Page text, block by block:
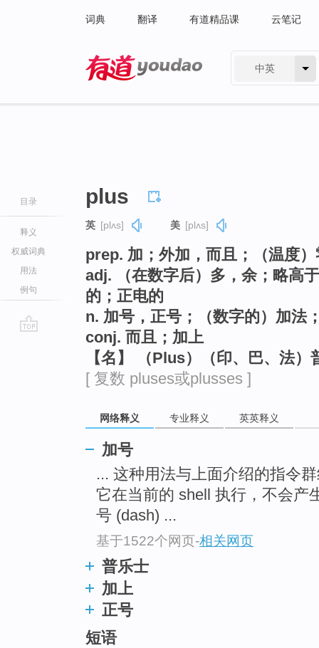
词典 翻译 有道精品课 云笔记
中英
目录
释义
权威词典
用法
例句
plus
英 [plʌs] 美 [plʌs]
prep. 加；外加，而且；（温度）
adj. （在数字后）多，余；略高
的；正电的
n. 加号，正号；（数字的）加法
conj. 而且；加上
【名】 （Plus）（印、巴、法）
[ 复数 pluses或plusses ]
网络释义 专业释义 英英释义
加号
... 这种用法与上面介绍的指令
它在当前的 shell 执行，不会产
号 (dash) ...
基于1522个网页-相关网页
普乐士
加上
正号
短语